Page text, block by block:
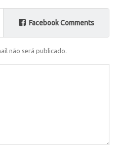
Facebook Comments
não será publicado.